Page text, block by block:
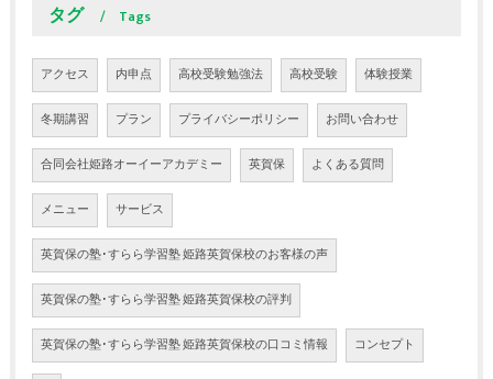
タグ Tags
アクセス 内申点 高校受験勉強法 高校受験 体験授業
冬期講習 プラン プライバシーポリシー お問い合わせ
合同会社姫路オーイーアカデミー 英賀保 よくある質問
メニュー サービス
英賀保の塾･すらら学習塾 姫路英賀保校のお客様の声
英賀保の塾･すらら学習塾 姫路英賀保校の評判
英賀保の塾･すらら学習塾 姫路英賀保校の口コミ情報 コンセプト